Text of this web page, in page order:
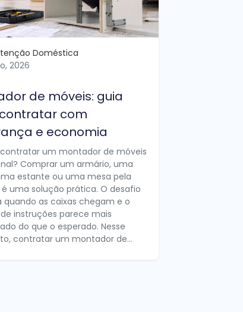
Doméstica
2026
de móveis: guia
com
e economia
um montador de móveis
Comprar um armário, uma
estante ou uma mesa pela
uma solução prática. O desafio
as caixas chegam e o
instruções parece mais
do que o esperado. Nesse
contratar um montador de...